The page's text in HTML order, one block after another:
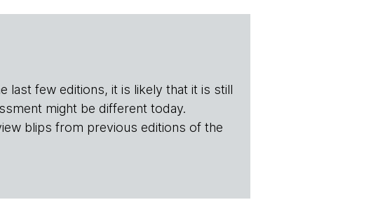
last few editions, it is likely that it is still
might be different today.
blips from previous editions of the